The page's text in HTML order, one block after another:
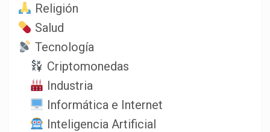
Religión
Salud
Tecnología
Criptomonedas
Industria
Informática e Internet
Inteligencia Artificial